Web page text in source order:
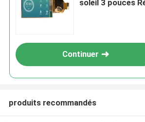
soleil 3 pouces
Continuer
produits recommandés